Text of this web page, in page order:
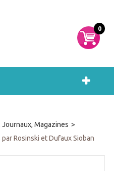
0
Journaux, Magazines >
Rosinski et Dufaux Sioban